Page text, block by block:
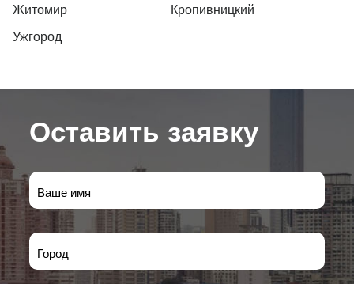
Житомир
Кропивницкий
Ужгород
Оставить заявку
Ваше имя
Город